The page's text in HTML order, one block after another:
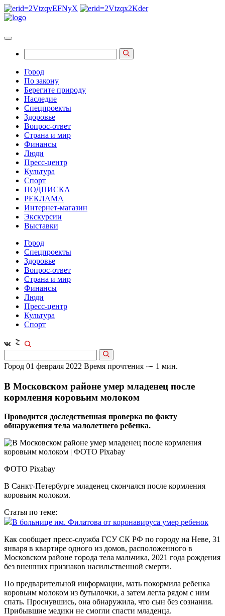
Город
По закону
Берегите природу
Наследие
Спецпроекты
Здоровье
Вопрос-ответ
Страна и мир
Финансы
Люди
Пресс-центр
Культура
Спорт
ПОДПИСКА
РЕКЛАМА
Интернет-магазин
Экскурсии
Выставки
Город
Спецпроекты
Здоровье
Вопрос-ответ
Страна и мир
Финансы
Люди
Пресс-центр
Культура
Спорт
Город 01 февраля 2022 Время прочтения ⁓ 1 мин.
В Московском районе умер младенец после
кормления коровьим молоком
Проводится доследственная проверка по факту
обнаружения тела малолетнего ребенка.
ФОТО Pixabay
В Санкт-Петербурге младенец скончался после кормления
коровьим молоком.
Статья по теме:
В больнице им. Филатова от коронавируса умер ребенок
Как сообщает пресс-служба ГСУ СК РФ по городу на Неве, 31
января в квартире одного из домов, расположенного в
Московском районе города тела мальчика, 2021 года рождения
без внешних признаков насильственной смерти.
По предварительной информации, мать покормила ребенка
коровьим молоком из бутылочки, а затем легла рядом с ним
спать. Проснувшись, она обнаружила, что сын без сознания.
Прибывшие медики не смогли спасти младенца.